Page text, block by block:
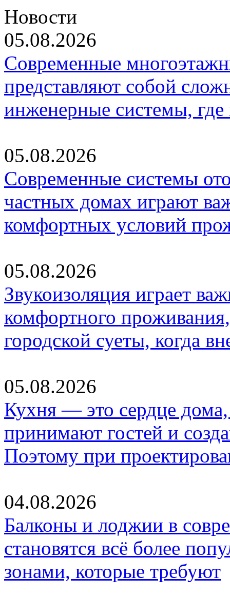
Новости
05.08.2026
Современные
представляют собой
инженерные системы,
05.08.2026
Современные системы
частных домах играют
комфортных условий
05.08.2026
Звукоизоляция играет
комфортного
городской суеты, когда
05.08.2026
Кухня — это сердце дома,
принимают гостей и
Поэтому при
04.08.2026
Балконы и лоджии в
становятся всё более
зонами, которые требуют